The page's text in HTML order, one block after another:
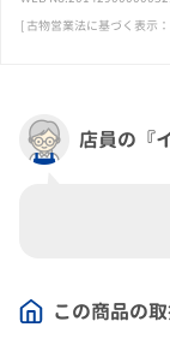
店員の『
この商品の
[ 古物営業法に基づく表示